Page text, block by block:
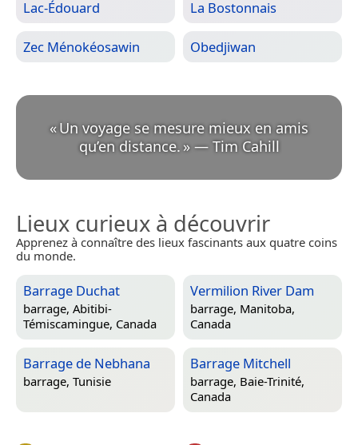
Lac-Édouard La Bostonnais
Zec Ménokéosawin Obedjiwan
«Un voyage se mesure mieux en amis
qu’en distance. » — Tim Cahill
Lieux curieux à découvrir
Apprenez à connaître des lieux fascinants aux quatre coins
du monde.
Barrage Duchat
barrage, Abitibi-
Témiscamingue, Canada
Vermilion River Dam
barrage, Manitoba,
Canada
Barrage de Nebhana
barrage, Tunisie
Barrage Mitchell
barrage, Baie-Trinité,
Canada